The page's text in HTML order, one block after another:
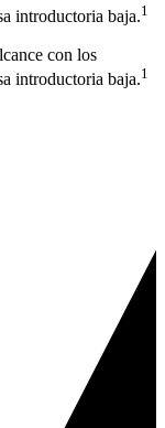
introductoria baja.1
con los
introductoria baja.1